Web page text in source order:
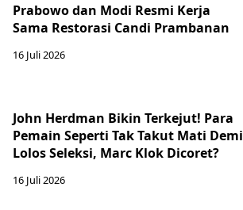
Prabowo dan Modi Resmi Kerja
Sama Restorasi Candi Prambanan
16 Juli 2026
John Herdman Bikin Terkejut! Para
Pemain Seperti Tak Takut Mati Demi
Lolos Seleksi, Marc Klok Dicoret?
16 Juli 2026